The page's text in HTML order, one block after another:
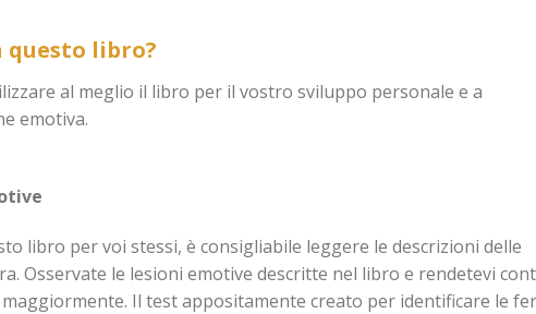
questo libro?
al meglio il libro per il vostro sviluppo personale e a
emotiva.
libro per voi stessi, è consigliabile leggere le descrizioni delle
Osservate le lesioni emotive descritte nel libro e rendetevi
Il test appositamente creato per identificare le